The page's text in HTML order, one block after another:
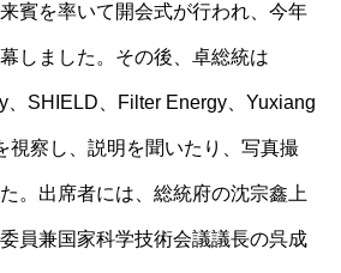
賓を率いて開会式が行われ、今年
しました。その後、卓総統は
、SHIELD、Filter Energy、Yuxiang
視察し、説明を聞いたり、写真撮
。出席者には、総統府の沈宗鑫上
員兼国家科学技術会議議長の呉成